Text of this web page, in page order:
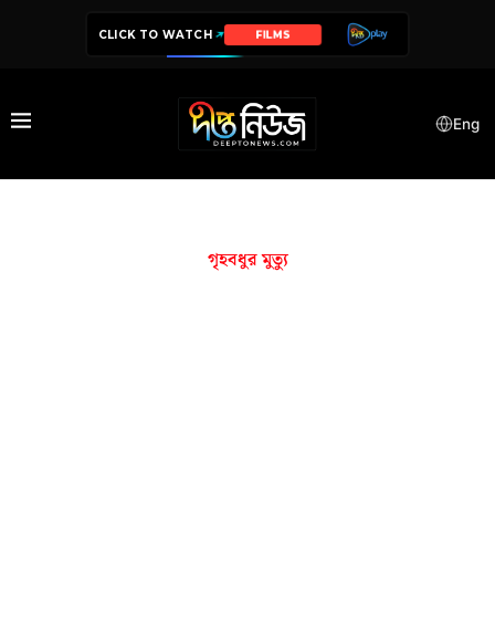
CLICK TO WATCH FILMS
Eng
গৃহবধুর মুত্যু